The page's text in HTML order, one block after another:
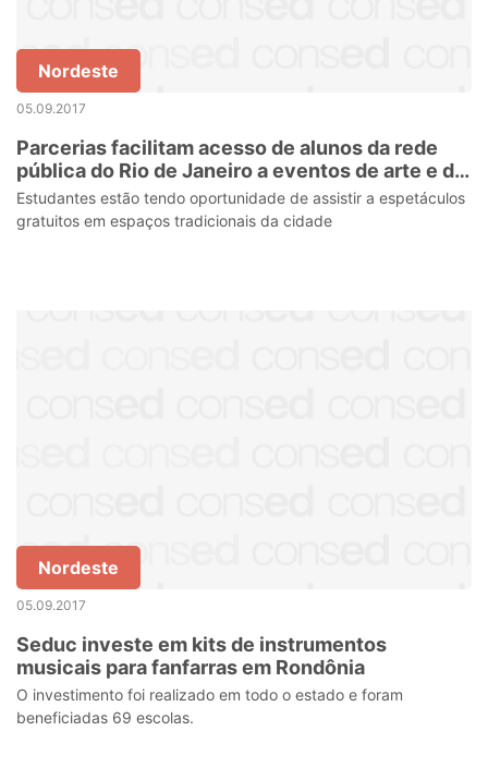
Nordeste
05.09.2017
Parcerias facilitam acesso de alunos da rede
pública do Rio de Janeiro a eventos de arte e de
cultura
Estudantes estão tendo oportunidade de assistir a espetáculos
gratuitos em espaços tradicionais da cidade
Nordeste
05.09.2017
Seduc investe em kits de instrumentos
musicais para fanfarras em Rondônia
O investimento foi realizado em todo o estado e foram
beneficiadas 69 escolas.